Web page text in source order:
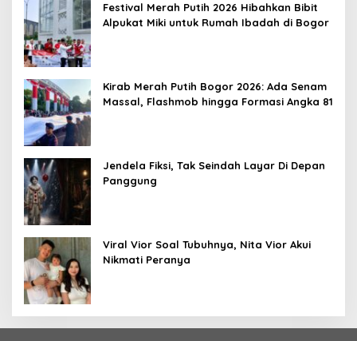
Festival Merah Putih 2026 Hibahkan Bibit
Alpukat Miki untuk Rumah Ibadah di Bogor
Kirab Merah Putih Bogor 2026: Ada Senam
Massal, Flashmob hingga Formasi Angka 81
Jendela Fiksi, Tak Seindah Layar Di Depan
Panggung
Viral Vior Soal Tubuhnya, Nita Vior Akui
Nikmati Peranya